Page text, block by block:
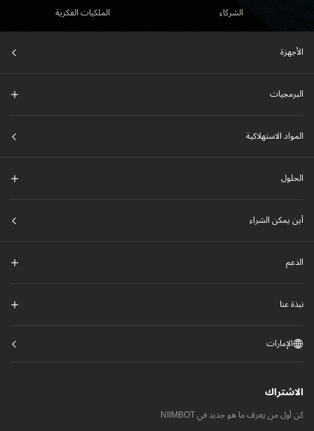
الشركاء الملكيات الفكرية
الأجهزة
البرمجيات
المواد الاستهلاكية
الحلول
أين يمكن الشراء
الدعم
نبذة عنا
الإمارات
الاشتراك
كن أول من يعرف ما هو جديد في NIIMBOT